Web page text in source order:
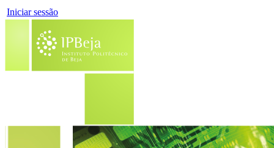
Iniciar sessão